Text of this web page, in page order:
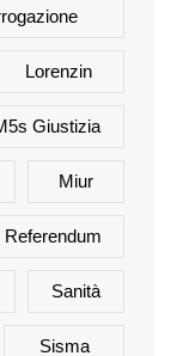
Lorenzin
Giustizia
Miur
Referendum
Sanità
Sisma